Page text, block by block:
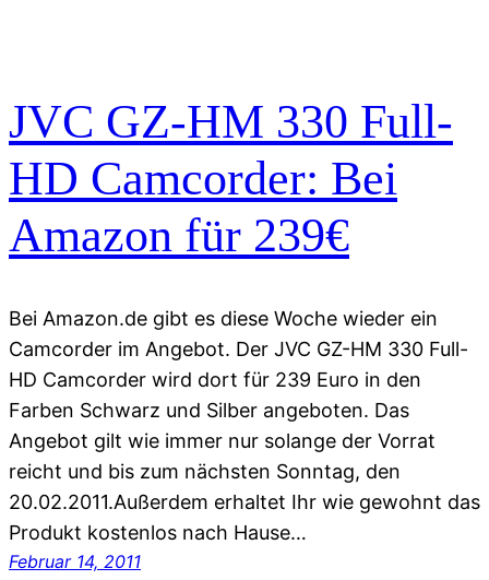
JVC GZ-HM 330 Full-
HD Camcorder: Bei
Amazon für 239€
Bei Amazon.de gibt es diese Woche wieder ein
Camcorder im Angebot. Der JVC GZ-HM 330 Full-
HD Camcorder wird dort für 239 Euro in den
Farben Schwarz und Silber angeboten. Das
Angebot gilt wie immer nur solange der Vorrat
reicht und bis zum nächsten Sonntag, den
20.02.2011.Außerdem erhaltet Ihr wie gewohnt das
Produkt kostenlos nach Hause…
Februar 14, 2011